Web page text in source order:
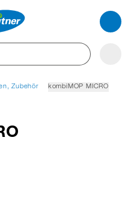
Zubehör kombiMOP MICRO